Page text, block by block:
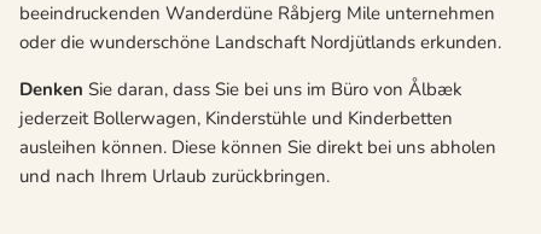
beeindruckenden Wanderdüne Råbjerg Mile unternehmen
oder die wunderschöne Landschaft Nordjütlands erkunden.
Denken Sie daran, dass Sie bei uns im Büro von Ålbæk
jederzeit Bollerwagen, Kinderstühle und Kinderbetten
ausleihen können. Diese können Sie direkt bei uns abholen
und nach Ihrem Urlaub zurückbringen.